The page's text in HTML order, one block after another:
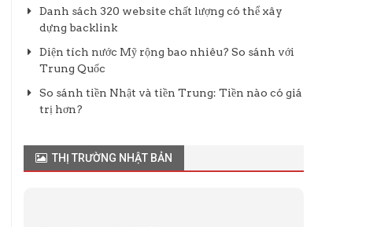
Danh sách 320 website chất lượng có thể xây
dựng backlink
Diện tích nước Mỹ rộng bao nhiêu? So sánh với
Trung Quốc
So sánh tiền Nhật và tiền Trung: Tiền nào có giá
trị hơn?
THỊ TRƯỜNG NHẬT BẢN